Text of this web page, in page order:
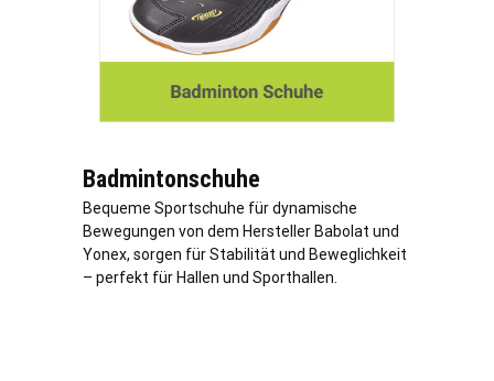
Badmintonschuhe
Bequeme Sportschuhe für dynamische
Bewegungen von dem Hersteller Babolat und
Yonex, sorgen für Stabilität und Beweglichkeit
– perfekt für Hallen und Sporthallen.